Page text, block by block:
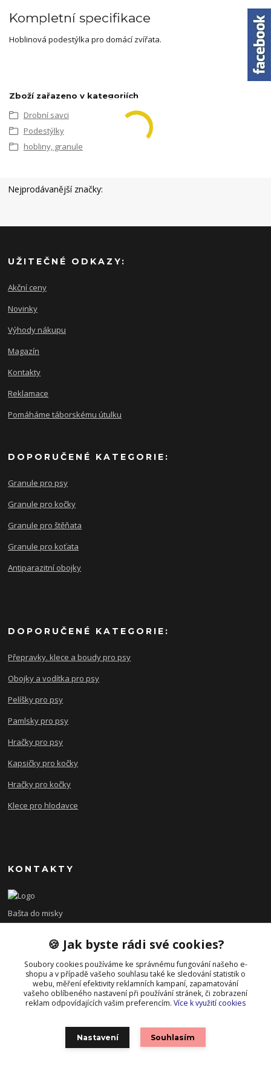
Kompletní specifikace
Hoblinová podestýlka pro domácí zvířata.
Zboží zařazeno v kategoriích
Drobní savci
Podestýlky
hobliny, granule
Nejprodávanější značky:
UŽITEČNÉ ODKAZY:
Akční ceny
Novinky
Výhody nákupu
Magazín
Kontakty
Reklamace
Pomáháme táborskému útulku
DOPORUČENÉ KATEGORIE:
Granule pro psy
Granule pro kočky
Granule pro štěňata
Granule pro koťata
Antiparazitní obojky
DOPORUČENÉ KATEGORIE:
Přepravky. klece a boudy pro psy
Obojky a vodítka pro psy
Pelíšky pro psy
Pamlsky pro psy
Hračky pro psy
Kapsičky pro kočky
Hračky pro kočky
Klece pro hlodavce
KONTAKTY
Bašta do misky
+420 608 479 610
po - pá 8:00 - 15:00
info@bastadomisky.cz
🍪 Jak byste rádi své cookies?
Soubory cookies používáme ke správnému fungování našeho e-
shopu a v případě vašeho souhlasu také ke sledování statistik o
webu, měření efektivity reklamních kampaní, zapamatování
vašeho oblíbeného nastavení při používání stránek, či zobrazení
reklam odpovídajících vašim preferencím. Více k využití cookies
Nastavení Souhlasím